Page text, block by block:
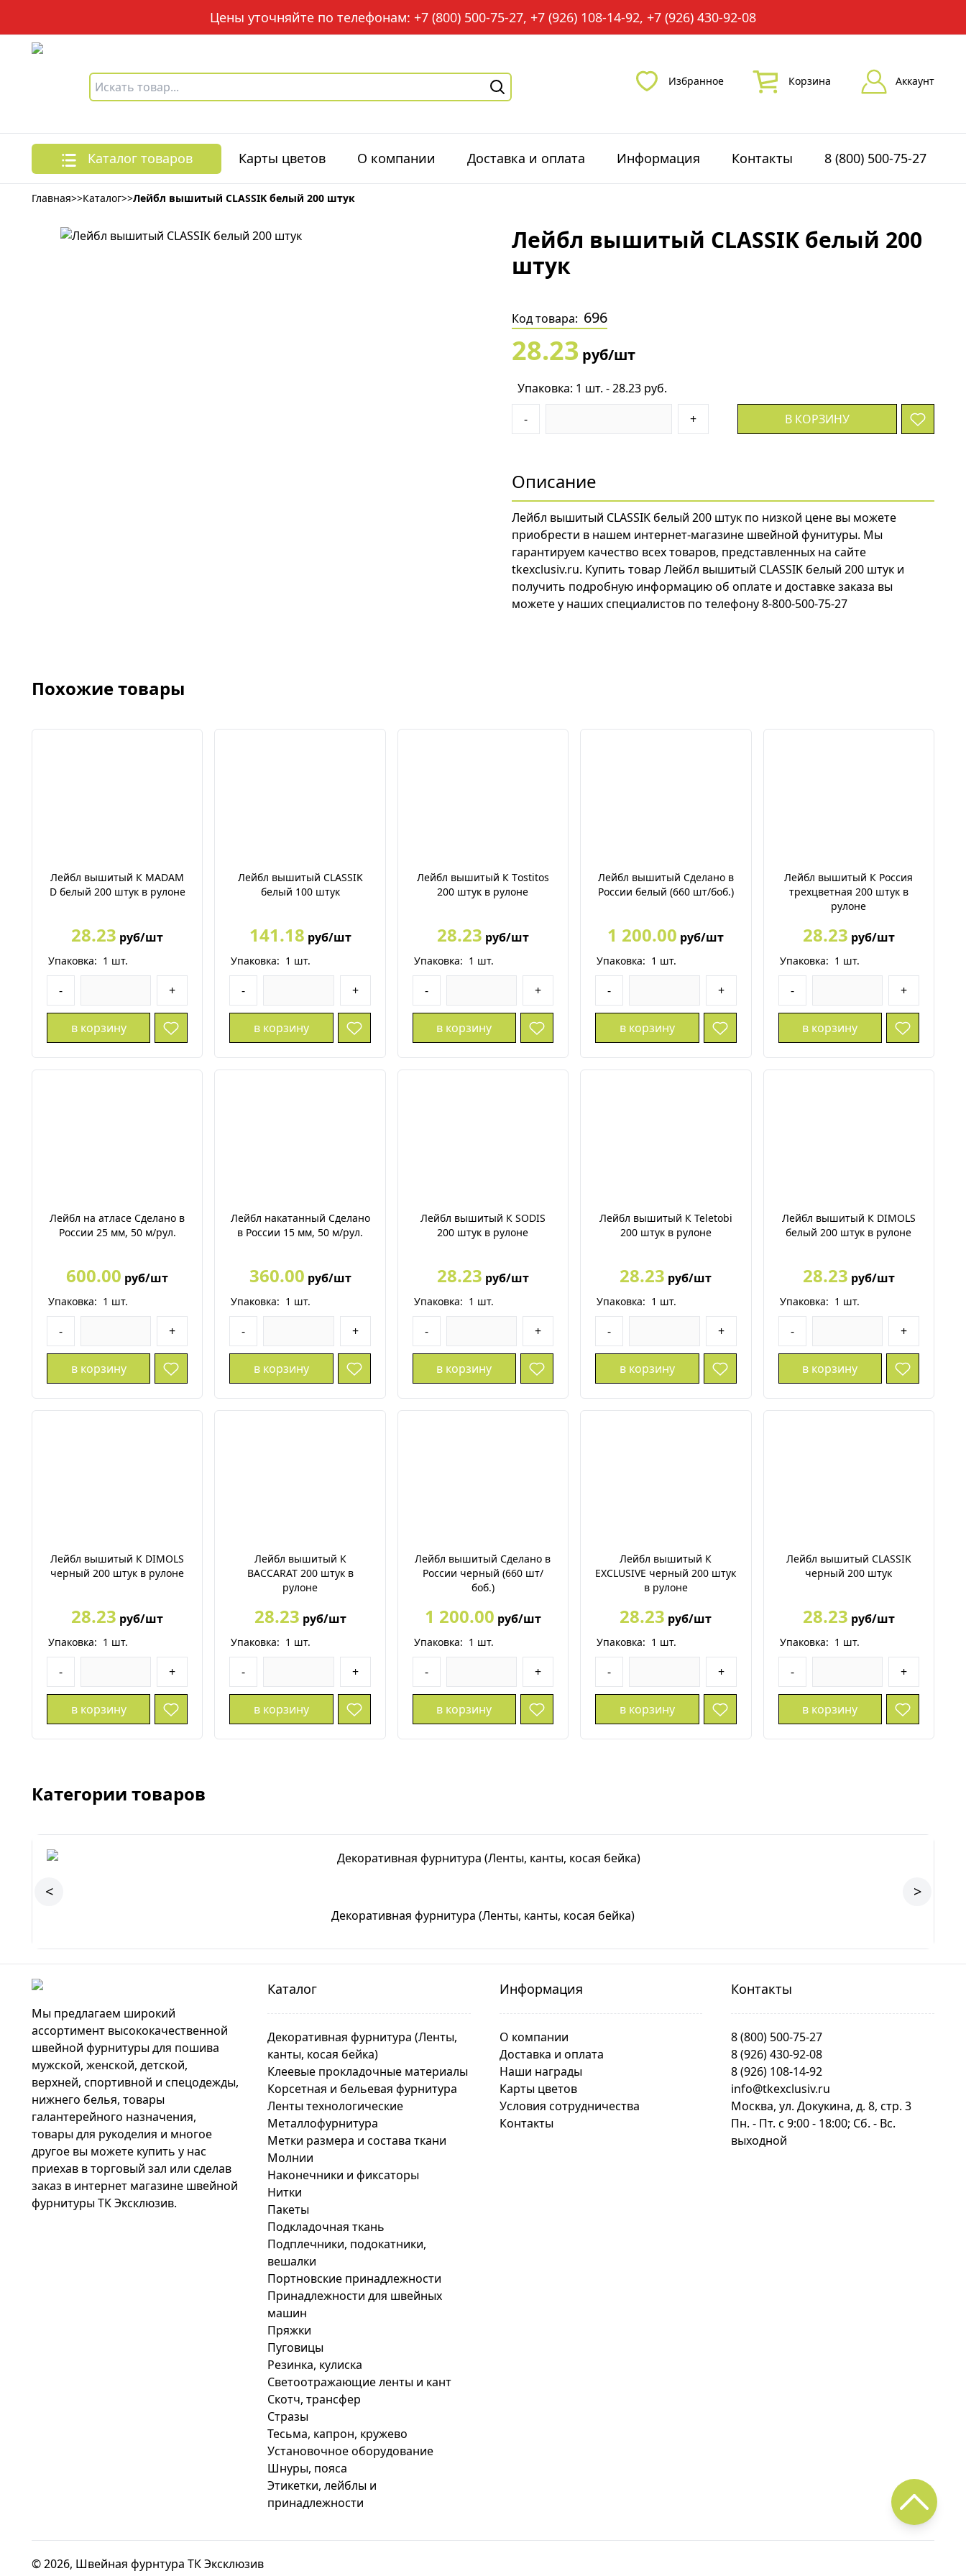
Цены уточняйте по телефонам: +7 (800) 500-75-27, +7 (926) 108-14-92, +7 (926) 430-92-08
Избранное Корзина Аккаунт
Каталог товаров Карты цветов О компании Доставка и оплата Информация Контакты 8 (800) 500-75-27
Главная>>Каталог>>Лейбл вышитый CLASSIK белый 200 штук
Лейбл вышитый CLASSIK белый 200
штук
Код товара: 696
28.23 руб/шт
Упаковка: 1 шт. - 28.23 руб.
-
+ В КОРЗИНУ
Описание
Лейбл вышитый CLASSIK белый 200 штук по низкой цене вы можете
приобрести в нашем интернет-магазине швейной фунитуры. Мы
гарантируем качество всех товаров, представленных на сайте
tkexclusiv.ru. Купить товар Лейбл вышитый CLASSIK белый 200 штук и
получить подробную информацию об оплате и доставке заказа вы
можете у наших специалистов по телефону 8-800-500-75-27
Похожие товары
Лейбл вышитый К MADAM
D белый 200 штук в рулоне
28.23 руб/шт
Упаковка: 1 шт.
- +
в корзину
Лейбл вышитый CLASSIK
белый 100 штук
141.18 руб/шт
Упаковка: 1 шт.
- +
в корзину
Лейбл вышитый К Tоstitos
200 штук в рулоне
28.23 руб/шт
Упаковка: 1 шт.
- +
в корзину
Лейбл вышитый Сделано в
России белый (660 шт/боб.)
1 200.00 руб/шт
Упаковка: 1 шт.
- +
в корзину
Лейбл вышитый К Россия
трехцветная 200 штук в
рулоне
28.23 руб/шт
Упаковка: 1 шт.
- +
в корзину
Лейбл на атласе Сделано в
России 25 мм, 50 м/рул.
600.00 руб/шт
Упаковка: 1 шт.
- +
в корзину
Лейбл накатанный Сделано
в России 15 мм, 50 м/рул.
360.00 руб/шт
Упаковка: 1 шт.
- +
в корзину
Лейбл вышитый К SODIS
200 штук в рулоне
28.23 руб/шт
Упаковка: 1 шт.
- +
в корзину
Лейбл вышитый К Teletobi
200 штук в рулоне
28.23 руб/шт
Упаковка: 1 шт.
- +
в корзину
Лейбл вышитый К DIMOLS
белый 200 штук в рулоне
28.23 руб/шт
Упаковка: 1 шт.
- +
в корзину
Лейбл вышитый К DIMOLS
черный 200 штук в рулоне
28.23 руб/шт
Упаковка: 1 шт.
- +
в корзину
Лейбл вышитый К
BACCARAT 200 штук в
рулоне
28.23 руб/шт
Упаковка: 1 шт.
- +
в корзину
Лейбл вышитый Сделано в
России черный (660 шт/
боб.)
1 200.00 руб/шт
Упаковка: 1 шт.
- +
в корзину
Лейбл вышитый К
EXCLUSIVE черный 200 штук
в рулоне
28.23 руб/шт
Упаковка: 1 шт.
- +
в корзину
Лейбл вышитый CLASSIK
черный 200 штук
28.23 руб/шт
Упаковка: 1 шт.
- +
в корзину
Категории товаров
<
Декоративная фурнитура (Ленты, канты, косая бейка)
>
Мы предлагаем широкий
ассортимент высококачественной
швейной фурнитуры для пошива
мужской, женской, детской,
верхней, спортивной и спецодежды,
нижнего белья, товары
галантерейного назначения,
товары для рукоделия и многое
другое вы можете купить у нас
приехав в торговый зал или сделав
заказ в интернет магазине швейной
фурнитуры ТК Эксклюзив.
Каталог
Декоративная фурнитура (Ленты,
канты, косая бейка)
Клеевые прокладочные материалы
Корсетная и бельевая фурнитура
Ленты технологические
Металлофурнитура
Метки размера и состава ткани
Молнии
Наконечники и фиксаторы
Нитки
Пакеты
Подкладочная ткань
Подплечники, подокатники,
вешалки
Портновские принадлежности
Принадлежности для швейных
машин
Пряжки
Пуговицы
Резинка, кулиска
Светоотражающие ленты и кант
Скотч, трансфер
Стразы
Тесьма, капрон, кружево
Установочное оборудование
Шнуры, пояса
Этикетки, лейблы и
принадлежности
Информация
О компании
Доставка и оплата
Наши награды
Карты цветов
Условия сотрудничества
Контакты
Контакты
8 (800) 500-75-27
8 (926) 430-92-08
8 (926) 108-14-92
info@tkexclusiv.ru
Москва, ул. Докукина, д. 8, стр. 3
Пн. - Пт. c 9:00 - 18:00; Сб. - Вс.
выходной
© 2026, Швейная фурнтура ТК Эксклюзив